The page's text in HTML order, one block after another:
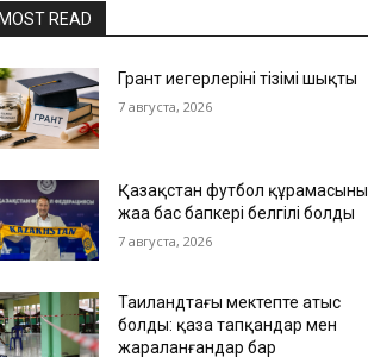
READ
Грант иегерлерінің тізімі шықты
7 августа, 2026
Қазақстан футбол құрамасының
жаңа бас бапкері белгілі болды
7 августа, 2026
Таиландтағы мектепте атыс
болды: қаза тапқандар мен
жараланғандар бар